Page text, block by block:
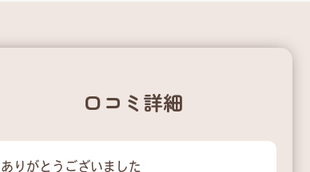
口コミ詳細
ありがとうございました